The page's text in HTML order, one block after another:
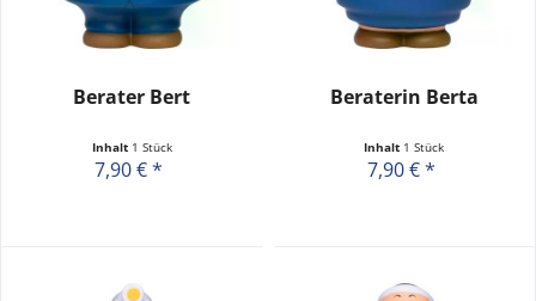
Berater Bert
Inhalt 1 Stück
7,90 € *
Beraterin Berta
Inhalt 1 Stück
7,90 € *